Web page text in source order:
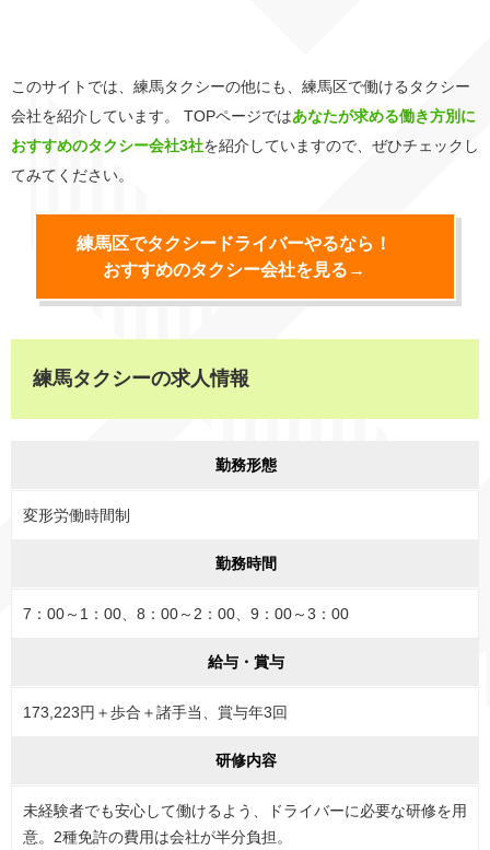
このサイトでは、練馬タクシーの他にも、練馬区で働けるタクシー
会社を紹介しています。 TOPページではあなたが求める働き方別に
おすすめのタクシー会社3社を紹介していますので、ぜひチェックし
てみてください。
練馬区でタクシードライバーやるなら！
おすすめのタクシー会社を見る→
練馬タクシーの求人情報
勤務形態
変形労働時間制
勤務時間
7：00～1：00、8：00～2：00、9：00～3：00
給与・賞与
173,223円＋歩合＋諸手当、賞与年3回
研修内容
未経験者でも安心して働けるよう、ドライバーに必要な研修を用
意。2種免許の費用は会社が半分負担。